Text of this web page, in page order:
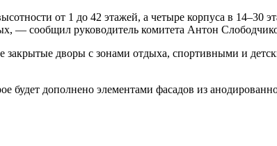
от 1 до 42 этажей, а четыре корпуса в 14–30
— сообщил руководитель комитета Антон
закрытые дворы с зонами отдыха, спортивными и
будет дополнено элементами фасадов из